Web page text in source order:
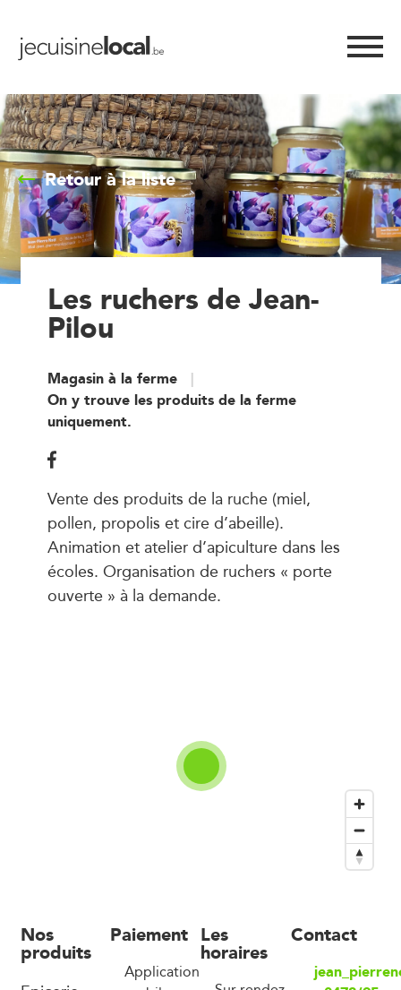
Retour à la liste
Les ruchers de Jean-
Pilou
Magasin à la ferme
On y trouve les produits de la ferme
uniquement.
Vente des produits de la ruche (miel,
pollen, propolis et cire d’abeille).
Animation et atelier d’apiculture dans les
écoles. Organisation de ruchers « porte
ouverte » à la demande.
Nos
produits
Paiement
Application
Les
horaires
Contact